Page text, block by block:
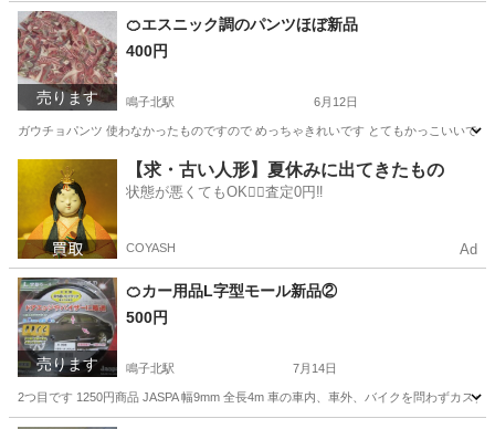
愛知 名古屋市 服/ファッション となりのトトロ
売ります
🍊エスニック調のパンツほぼ新品
400円
鳴子北駅 6月12日
ガウチョパンツ 使わなかったものですので めっちゃきれいです とてもかっこいいで
鳴子北駅 服/ファッション チャイハネ
【求・古い人形】夏休みに出てきたもの
状態が悪くてもOK🙆‍♀️査定0円‼️
COYASH Ad
売ります
🍊カー用品L字型モール新品②
500円
鳴子北駅 7月14日
2つ目です 1250円商品 JASPA 幅9mm 全長4m 車の車内、車外、バイクを問わずカス